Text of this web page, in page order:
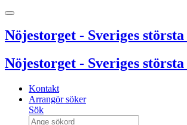
Nöjestorget - Sveriges
Nöjestorget - Sveriges
Kontakt
Arrangör söker
Sök